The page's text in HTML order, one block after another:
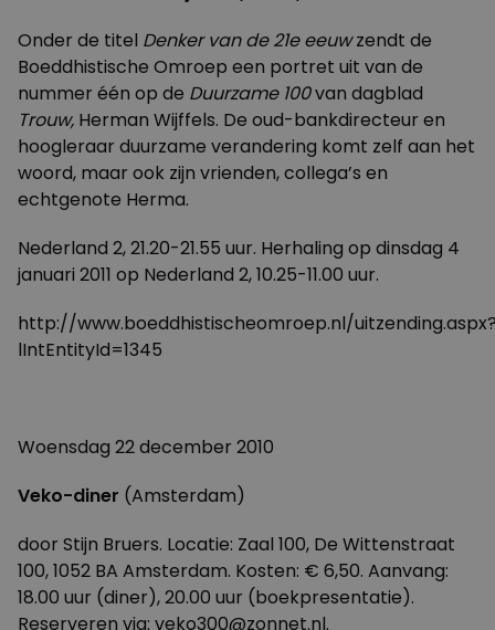
Onder de titel Denker van de 21e eeuwzendt de
Boeddhistische Omroep een portret uit van de
nummer één op de Duurzame 100van dagblad
Trouw, Herman Wijffels. De oud-bankdirecteur en
hoogleraar duurzame verandering komt zelf aan het
woord, maar ook zijn vrienden, collega’s en
echtgenote Herma.
Nederland 2, 21.20-21.55 uur. Herhaling op dinsdag 4
januari 2011 op Nederland 2, 10.25-11.00 uur.
http://www.boeddhistischeomroep.nl/
lIntEntityId=1345
Woensdag 22 december 2010
Veko-diner (Amsterdam)
door Stijn Bruers. Locatie: Zaal 100, De Wittenstraat
100, 1052 BA Amsterdam. Kosten: € 6,50. Aanvang:
18.00 uur (diner), 20.00 uur (boekpresentatie).
Reserveren via: veko300@zonnet.nl.